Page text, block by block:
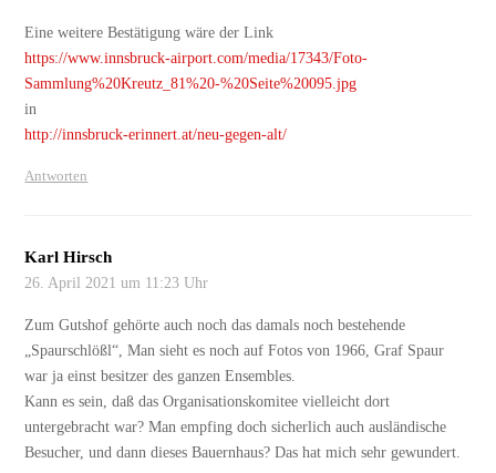
Eine weitere Bestätigung wäre der Link
https://www.innsbruck-airport.com/media/17343/Foto-
Sammlung%20Kreutz_81%20-%20Seite%20095.jpg
in
http://innsbruck-erinnert.at/neu-gegen-alt/
Antworten
Karl Hirsch
26. April 2021 um 11:23 Uhr
Zum Gutshof gehörte auch noch das damals noch bestehende
„Spaurschlößl“, Man sieht es noch auf Fotos von 1966, Graf Spaur
war ja einst besitzer des ganzen Ensembles.
Kann es sein, daß das Organisationskomitee vielleicht dort
untergebracht war? Man empfing doch sicherlich auch ausländische
Besucher, und dann dieses Bauernhaus? Das hat mich sehr gewundert.